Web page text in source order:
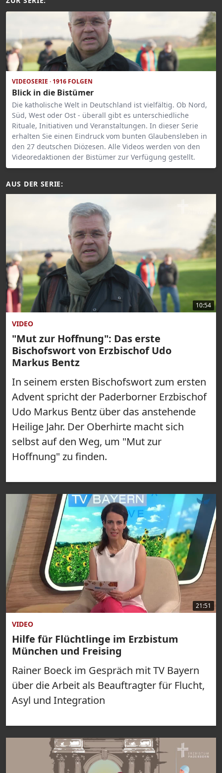
VIDEOSERIE · 1916 FOLGEN
Blick in die Bistümer
Die katholische Welt in Deutschland ist vielfältig. Ob Nord,
Süd, West oder Ost - überall gibt es unterschiedliche
Rituale, Initiativen und Veranstaltungen. In dieser Serie
erhalten Sie einen Eindruck vom bunten Glaubensleben in
den 27 deutschen Diözesen. Alle Videos werden von den
Videoredaktionen der Bistümer zur Verfügung gestellt.
AUS DER SERIE:
10:54
VIDEO
"Mut zur Hoffnung": Das erste
Bischofswort von Erzbischof Udo
Markus Bentz
In seinem ersten Bischofswort zum ersten
Advent spricht der Paderborner Erzbischof
Udo Markus Bentz über das anstehende
Heilige Jahr. Der Oberhirte macht sich
selbst auf den Weg, um "Mut zur
Hoffnung" zu finden.
21:51
VIDEO
Hilfe für Flüchtlinge im Erzbistum
München und Freising
Rainer Boeck im Gespräch mit TV Bayern
über die Arbeit als Beauftragter für Flucht,
Asyl und Integration